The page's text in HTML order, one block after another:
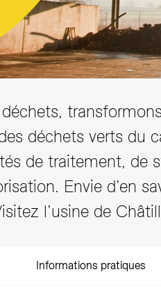
E-
Accéder aux actualités
Accéder aux offres d'emploi
déchets verts du
de traitement, de
Envie d’en
l’usine de
Informations pratiques